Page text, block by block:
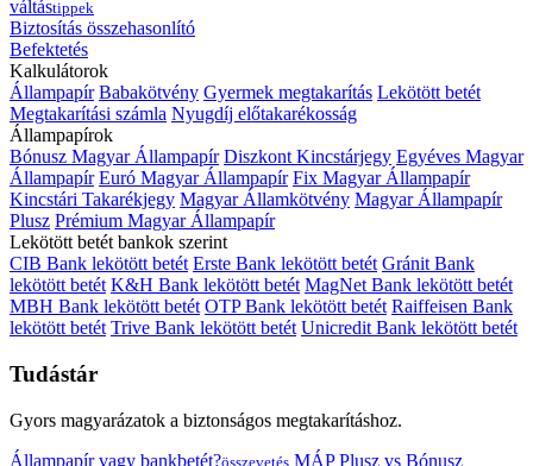
váltástippek
Biztosítás összehasonlító
Befektetés
Kalkulátorok
Állampapír Babakötvény Gyermek megtakarítás Lekötött betét
Megtakarítási számla Nyugdíj előtakarékosság
Állampapírok
Bónusz Magyar Állampapír Diszkont Kincstárjegy Egyéves Magyar
Állampapír Euró Magyar Állampapír Fix Magyar Állampapír
Kincstári Takarékjegy Magyar Államkötvény Magyar Állampapír
Plusz Prémium Magyar Állampapír
Lekötött betét bankok szerint
CIB Bank lekötött betét Erste Bank lekötött betét Gránit Bank
lekötött betét K&H Bank lekötött betét MagNet Bank lekötött betét
MBH Bank lekötött betét OTP Bank lekötött betét Raiffeisen Bank
lekötött betét Trive Bank lekötött betét Unicredit Bank lekötött betét
Tudástár
Gyors magyarázatok a biztonságos megtakarításhoz.
Állampapír vagy bankbetét?összevetés MÁP Plusz vs Bónusz